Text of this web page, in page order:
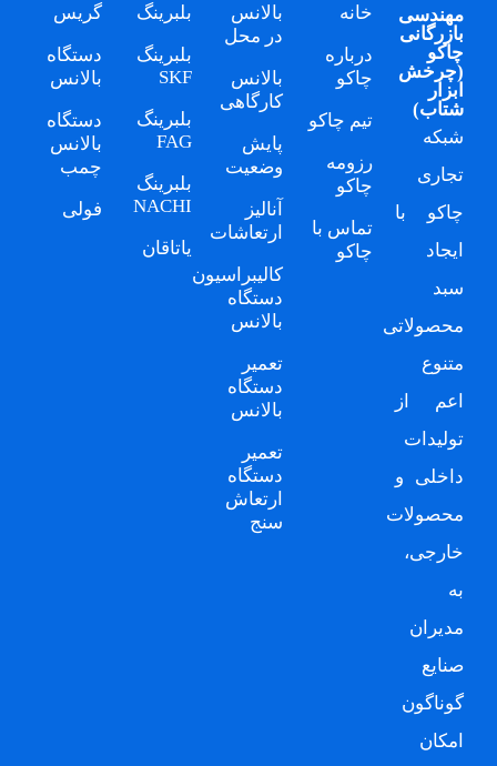
مهندسی
بازرگانی
چاکو
(چرخش
ابزار
شتاب)
شبکه
تجاری
چاکو با
ایجاد
سبد
محصولاتی
متنوع
اعم از
تولیدات
داخلی و
محصولات
خارجی،
به
مدیران
صنایع
گوناگون
امکان
خانه
درباره
چاکو
تیم چاکو
رزومه
چاکو
تماس با
چاکو
بالانس
در محل
بالانس
کارگاهی
پایش
وضعیت
آنالیز
ارتعاشات
کالیبراسیون
دستگاه
بالانس
تعمیر
دستگاه
بالانس
تعمیر
دستگاه
ارتعاش
سنج
بلبرینگ
بلبرینگ
SKF
بلبرینگ
FAG
بلبرینگ
NACHI
یاتاقان
گریس
دستگاه
بالانس
دستگاه
بالانس
چمب
فولی